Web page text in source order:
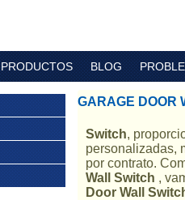
PRODUCTOS BLOG
GARAGE DOOR
Switch,
personalizadas,
por contrato.
Wall Switch ,
Door Wall